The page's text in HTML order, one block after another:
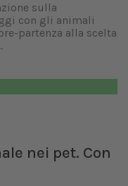
sulla
con gli animali
partenza alla scelta
nei pet. Con